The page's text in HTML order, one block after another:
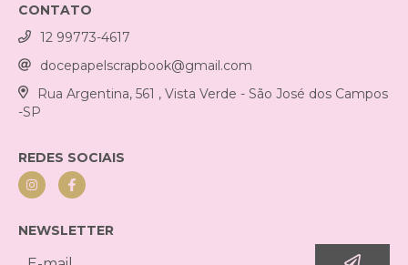
CONTATO
12 99773-4617
docepapelscrapbook@gmail.com
Rua Argentina, 561 , Vista Verde - São José dos Campos
-SP
REDES SOCIAIS
NEWSLETTER